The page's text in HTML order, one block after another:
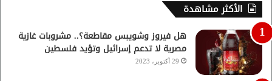
الأكثر مشاهدة
هل فيروز وشويبس مقاطعة؟.. مشروبات غازية
مصرية لا تدعم إسرائيل وتؤيد فلسطين
29 أكتوبر، 2023